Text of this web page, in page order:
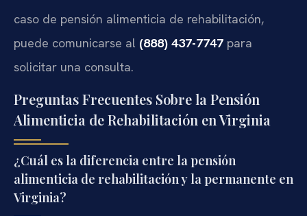
caso de pensión alimenticia de rehabilitación,
puede comunicarse al (888) 437-7747 para
solicitar una consulta.
Preguntas Frecuentes Sobre la Pensión
Alimenticia de Rehabilitación en Virginia
¿Cuál es la diferencia entre la pensión
alimenticia de rehabilitación y la permanente en
Virginia?